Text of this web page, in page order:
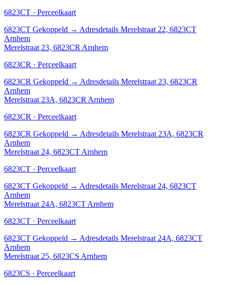
6823CT · Perceelkaart
6823CT Gekoppeld → Adresdetails Merelstraat 22, 6823CT
Arnhem
Merelstraat 23, 6823CR Arnhem
6823CR · Perceelkaart
6823CR Gekoppeld → Adresdetails Merelstraat 23, 6823CR
Arnhem
Merelstraat 23A, 6823CR Arnhem
6823CR · Perceelkaart
6823CR Gekoppeld → Adresdetails Merelstraat 23A, 6823CR
Arnhem
Merelstraat 24, 6823CT Arnhem
6823CT · Perceelkaart
6823CT Gekoppeld → Adresdetails Merelstraat 24, 6823CT
Arnhem
Merelstraat 24A, 6823CT Arnhem
6823CT · Perceelkaart
6823CT Gekoppeld → Adresdetails Merelstraat 24A, 6823CT
Arnhem
Merelstraat 25, 6823CS Arnhem
6823CS · Perceelkaart